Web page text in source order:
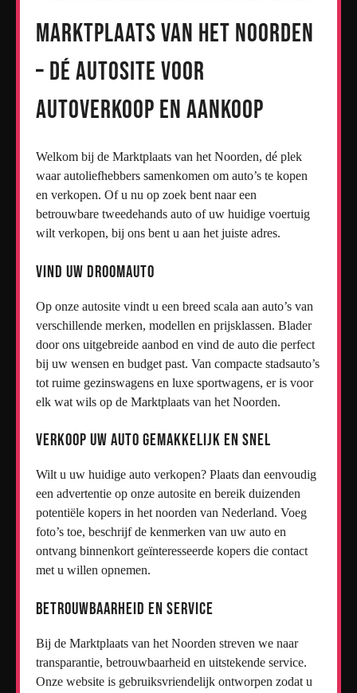
Marktplaats van het Noorden
– Dé Autosite voor
Autoverkoop en Aankoop
Welkom bij de Marktplaats van het Noorden, dé plek
waar autoliefhebbers samenkomen om auto’s te kopen
en verkopen. Of u nu op zoek bent naar een
betrouwbare tweedehands auto of uw huidige voertuig
wilt verkopen, bij ons bent u aan het juiste adres.
Vind uw Droomauto
Op onze autosite vindt u een breed scala aan auto’s van
verschillende merken, modellen en prijsklassen. Blader
door ons uitgebreide aanbod en vind de auto die perfect
bij uw wensen en budget past. Van compacte stadsauto’s
tot ruime gezinswagens en luxe sportwagens, er is voor
elk wat wils op de Marktplaats van het Noorden.
Verkoop uw Auto Gemakkelijk en Snel
Wilt u uw huidige auto verkopen? Plaats dan eenvoudig
een advertentie op onze autosite en bereik duizenden
potentiële kopers in het noorden van Nederland. Voeg
foto’s toe, beschrijf de kenmerken van uw auto en
ontvang binnenkort geïnteresseerde kopers die contact
met u willen opnemen.
Betrouwbaarheid en Service
Bij de Marktplaats van het Noorden streven we naar
transparantie, betrouwbaarheid en uitstekende service.
Onze website is gebruiksvriendelijk ontworpen zodat u